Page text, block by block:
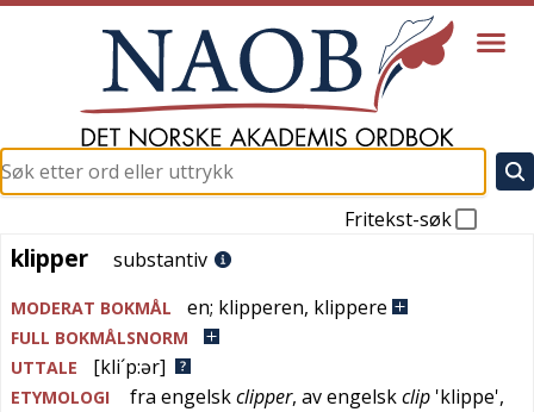
Fritekst-søk
klipper
klipper substantiv
MODERAT BOKMÅL en; klipperen, klippere
FULL BOKMÅLSNORM
UTTALE
[kli´p:ər]
ETYMOLOGI fra engelskclipper, avengelskclip 'klippe',